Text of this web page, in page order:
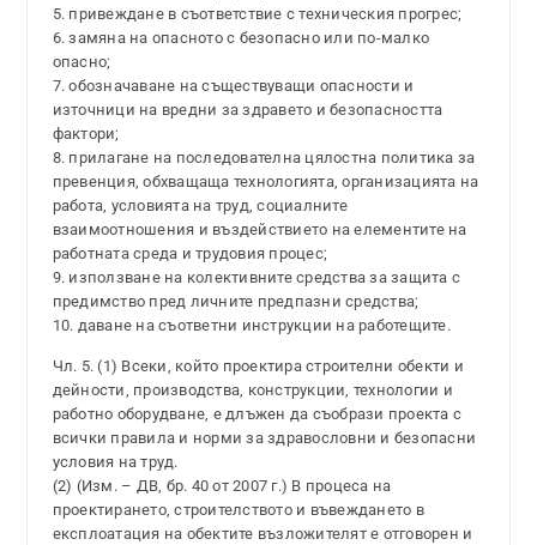
5. привеждане в съответствие с техническия прогрес;
6. замяна на опасното с безопасно или по-малко
опасно;
7. обозначаване на съществуващи опасности и
източници на вредни за здравето и безопасността
фактори;
8. прилагане на последователна цялостна политика за
превенция, обхващаща технологията, организацията на
работа, условията на труд, социалните
взаимоотношения и въздействието на елементите на
работната среда и трудовия процес;
9. използване на колективните средства за защита с
предимство пред личните предпазни средства;
10. даване на съответни инструкции на работещите.
Чл. 5. (1) Всеки, който проектира строителни обекти и
дейности, производства, конструкции, технологии и
работно оборудване, е длъжен да съобрази проекта с
всички правила и норми за здравословни и безопасни
условия на труд.
(2) (Изм. – ДВ, бр. 40 от 2007 г.) В процеса на
проектирането, строителството и въвеждането в
експлоатация на обектите възложителят е отговорен и